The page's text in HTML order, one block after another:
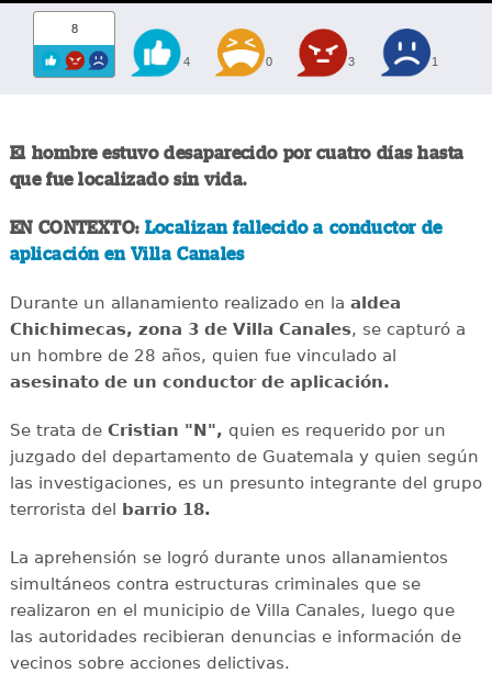
8
4 0 3 1
El hombre estuvo desaparecido por cuatro días hasta
que fue localizado sin vida.
EN CONTEXTO:Localizan fallecido a conductor de
aplicación en Villa Canales
Durante un allanamiento realizado en la aldea
Chichimecas, zona 3 de Villa Canales, se capturó a
un hombre de 28 años, quien fue vinculado al
asesinato de un conductor de aplicación.
Se trata de Cristian "N", quien es requerido por un
juzgado del departamento de Guatemala y quien según
las investigaciones, es un presunto integrante del grupo
terrorista del barrio 18.
La aprehensión se logró durante unos allanamientos
simultáneos contra estructuras criminales que se
realizaron en el municipio de Villa Canales, luego que
las autoridades recibieran denuncias e información de
vecinos sobre acciones delictivas.